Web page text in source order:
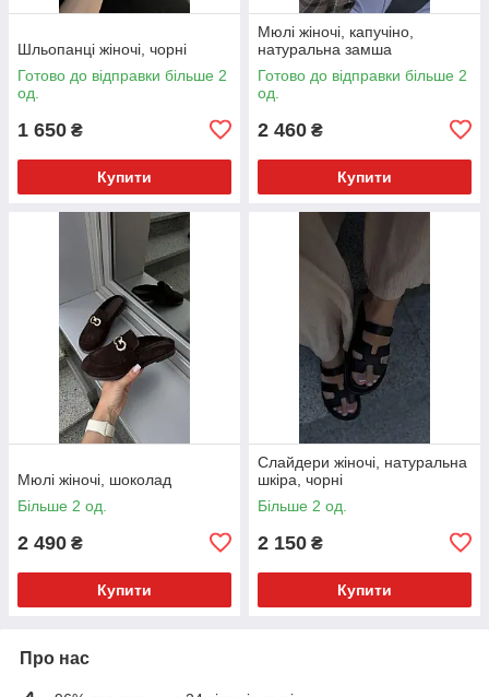
Шльопанці жіночі, чорні
Готово до відправки більше 2
од.
1 650 ₴
Купити
Мюлі жіночі, капучіно,
натуральна замша
Готово до відправки більше 2
од.
2 460 ₴
Купити
Мюлі жіночі, шоколад
Більше 2 од.
2 490 ₴
Купити
Слайдери жіночі, натуральна
шкіра, чорні
Більше 2 од.
2 150 ₴
Купити
Про нас